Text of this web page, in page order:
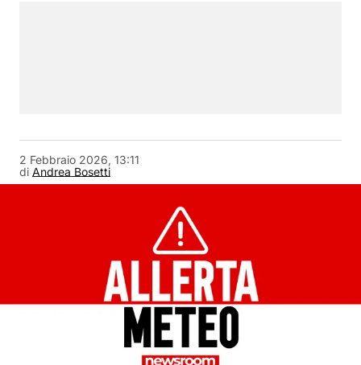
di Andrea Bosetti
2 Febbraio 2026, 13:11